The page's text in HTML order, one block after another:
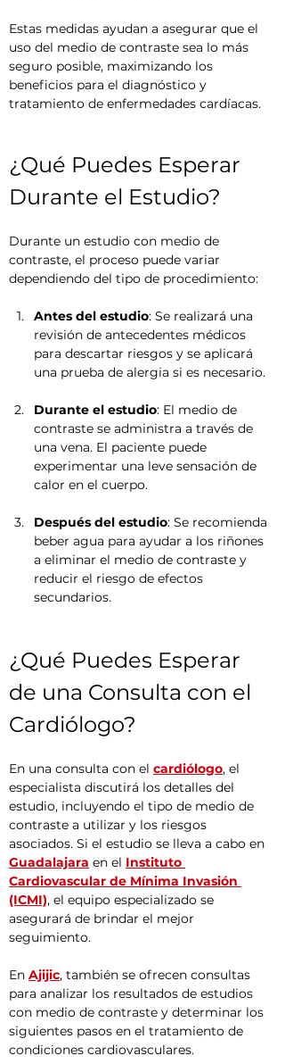
Estas medidas ayudan a asegurar que el
uso del medio de contraste sea lo más
seguro posible, maximizando los
beneficios para el diagnóstico y
tratamiento de enfermedades cardíacas.
¿Qué Puedes Esperar
Durante el Estudio?
Durante un estudio con medio de
contraste, el proceso puede variar
dependiendo del tipo de procedimiento:
Antes del estudio: Se realizará una
revisión de antecedentes médicos
para descartar riesgos y se aplicará
una prueba de alergia si es necesario.
Durante el estudio: El medio de
contraste se administra a través de
una vena. El paciente puede
experimentar una leve sensación de
calor en el cuerpo.
Después del estudio: Se recomienda
beber agua para ayudar a los riñones
a eliminar el medio de contraste y
reducir el riesgo de efectos
secundarios.
¿Qué Puedes Esperar
de una Consulta con el
Cardiólogo?
En una consulta con el cardiólogo, el
especialista discutirá los detalles del
estudio, incluyendo el tipo de medio de
contraste a utilizar y los riesgos
asociados. Si el estudio se lleva a cabo en
Guadalajara en el Instituto
Cardiovascular de Mínima Invasión
(ICMI), el equipo especializado se
asegurará de brindar el mejor
seguimiento.
En Ajijic, también se ofrecen consultas
para analizar los resultados de estudios
con medio de contraste y determinar los
siguientes pasos en el tratamiento de
condiciones cardiovasculares.